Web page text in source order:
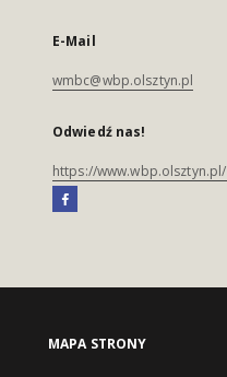
E-Mail
wmbc@wbp.olsztyn.pl
Odwiedź nas!
https://www.wbp.olsztyn.pl/
MAPA STRONY